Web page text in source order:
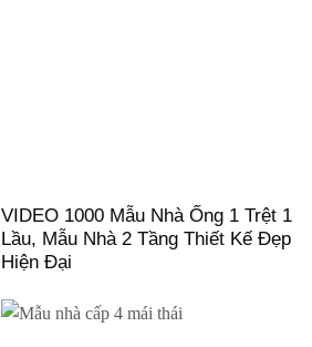
VIDEO 1000 Mẫu Nhà Ống 1 Trệt 1
Lầu, Mẫu Nhà 2 Tầng Thiết Kế Đẹp
Hiện Đại